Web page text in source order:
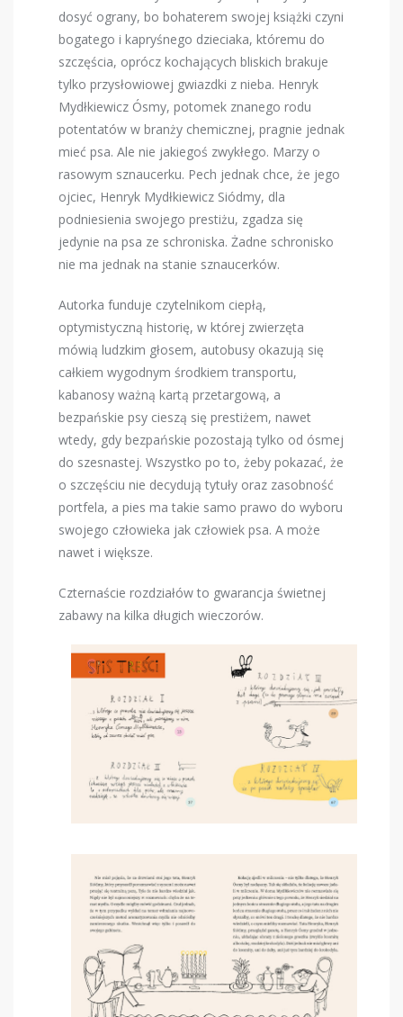
dosyć ograny, bo bohaterem swojej książki czyni
bogatego i kapryśnego dzieciaka, któremu do
szczęścia, oprócz kochających bliskich brakuje
tylko przysłowiowej gwiazdki z nieba. Henryk
Mydłkiewicz Ósmy, potomek znanego rodu
potentatów w branży chemicznej, pragnie jednak
mieć psa. Ale nie jakiegoś zwykłego. Marzy o
rasowym sznaucerku. Pech jednak chce, że jego
ojciec, Henryk Mydłkiewicz Siódmy, dla
podniesienia swojego prestiżu, zgadza się
jedynie na psa ze schroniska. Żadne schronisko
nie ma jednak na stanie sznaucerków.
Autorka funduje czytelnikom ciepłą,
optymistyczną historię, w której zwierzęta
mówią ludzkim głosem, autobusy okazują się
całkiem wygodnym środkiem transportu,
kabanosy ważną kartą przetargową, a
bezpańskie psy cieszą się prestiżem, nawet
wtedy, gdy bezpańskie pozostają tylko od ósmej
do szesnastej. Wszystko po to, żeby pokazać, że
o szczęściu nie decydują tytuły oraz zasobność
portfela, a pies ma takie samo prawo do wyboru
swojego człowieka jak człowiek psa. A może
nawet i większe.
Czternaście rozdziałów to gwarancja świetnej
zabawy na kilka długich wieczorów.